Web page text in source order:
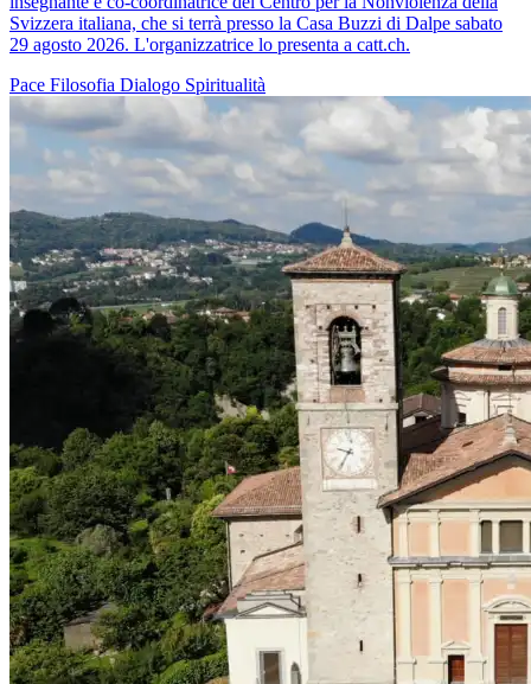
Svizzera italiana, che si terrà presso la Casa Buzzi di Dalpe sabato
29 agosto 2026. L'organizzatrice lo presenta a catt.ch.
Pace Filosofia Dialogo Spiritualità